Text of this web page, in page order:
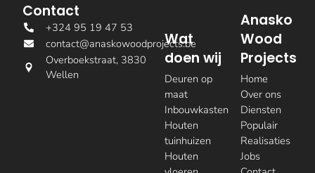
Anasko
Wood
Projects
Home
Over ons
Diensten
Populair
Realisaties
Jobs
Wat
doen wij
Deuren op
maat
Inbouwkasten
Houten
tuinhuizen
Houten
Contact
+324 95 19 47 53
contact@anaskowoodprojects.be
Overboekstraat, 3830
Wellen